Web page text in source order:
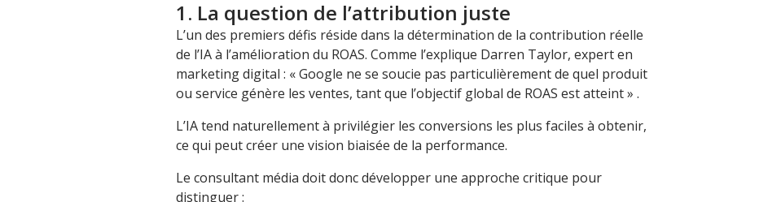
1. La question de l’attribution juste
L’un des premiers défis réside dans la détermination de la contribution réelle
de l’IA à l’amélioration du ROAS. Comme l’explique Darren Taylor, expert en
marketing digital : « Google ne se soucie pas particulièrement de quel produit
ou service génère les ventes, tant que l’objectif global de ROAS est atteint » .
L’IA tend naturellement à privilégier les conversions les plus faciles à obtenir,
ce qui peut créer une vision biaisée de la performance.
Le consultant média doit donc développer une approche critique pour
distinguer :